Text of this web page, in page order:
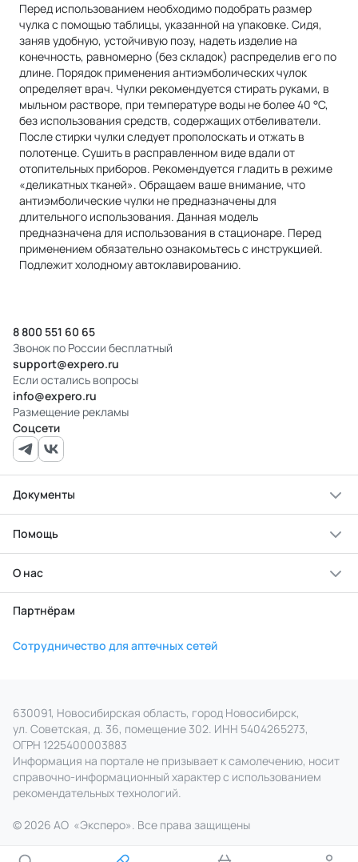
Перед использованием необходимо подобрать размер
чулка с помощью таблицы, указанной на упаковке. Сидя,
заняв удобную, устойчивую позу, надеть изделие на
конечность, равномерно (без складок) распределив его по
длине. Порядок применения антиэмболических чулок
определяет врач. Чулки рекомендуется стирать руками, в
мыльном растворе, при температуре воды не более 40 °С,
без использования средств, содержащих отбеливатели.
После стирки чулки следует прополоскать и отжать в
полотенце. Сушить в расправленном виде вдали от
отопительных приборов. Рекомендуется гладить в режиме
«деликатных тканей». Обращаем ваше внимание, что
антиэмболические чулки не предназначены для
длительного использования. Данная модель
предназначена для использования в стационаре. Перед
применением обязательно ознакомьтесь с инструкцией.
Подлежит холодному автоклавированию.
8 800 551 60 65
Звонок по России бесплатный
support@expero.ru
Если остались вопросы
info@expero.ru
Размещение рекламы
Соцсети
Документы
Помощь
О нас
Партнёрам
Сотрудничество для аптечных сетей
630091, Новосибирская область, город Новосибирск,
ул. Советская, д. 36, помещение 302. ИНН 5404265273,
ОГРН 1225400003883
Информация на портале не призывает к самолечению, носит
справочно‑информационный характер с использованием
рекомендательных технологий.
© 2026 АО «Эксперо». Все права защищены